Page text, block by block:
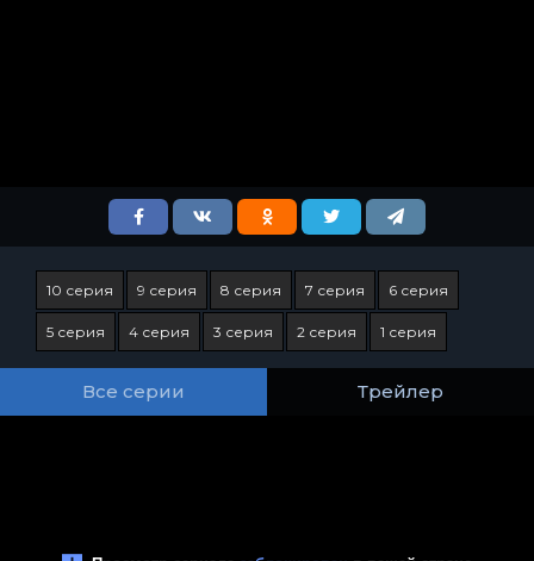
10 серия 9 серия 8 серия 7 серия 6 серия
5 серия 4 серия 3 серия 2 серия 1 серия
Все серии Трейлер